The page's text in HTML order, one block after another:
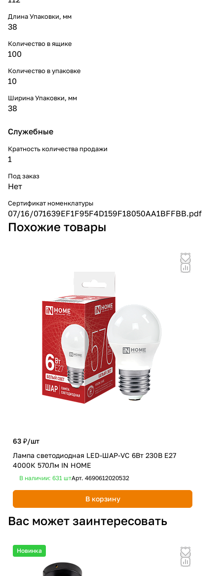
Длина Упаковки, мм
38
Количество в ящике
100
Количество в упаковке
10
Ширина Упаковки, мм
38
Служебные
Кратность количества продажи
1
Под заказ
Нет
Сертификат номенклатуры
07/16/071639EF1F95F4D159F18050AA1BFFBB.pdf
Похожие товары
63 ₽/шт
Лампа светодиодная LED-ШАР-VC 6Вт 230В Е27
4000К 570Лм IN HOME
В наличии: 631 штАрт. 4690612020532
В корзину
Вас может заинтересовать
Новинка